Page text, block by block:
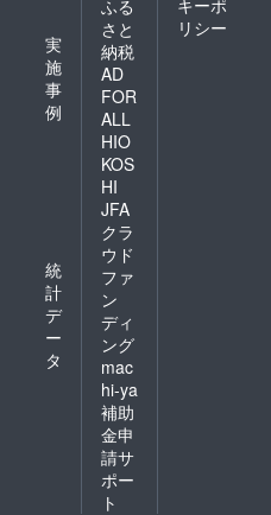
実
施
事
例
統
計
デ
ー
タ
ふる
さと
納税
AD
FOR
ALL
HIO
KOS
HI
JFA
クラ
ウド
ファ
ン
ディ
ング
mac
hi-ya
補助
金申
請サ
ポー
ト
リシー